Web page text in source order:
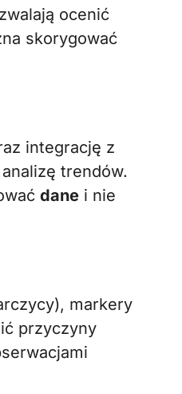
ocenić
skorygować
integrację z
trendów.
dane i nie
markery
przyczyny